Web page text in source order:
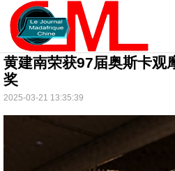
黄建南荣获97届奥斯卡观
奖
2025-03-21 13:35:39